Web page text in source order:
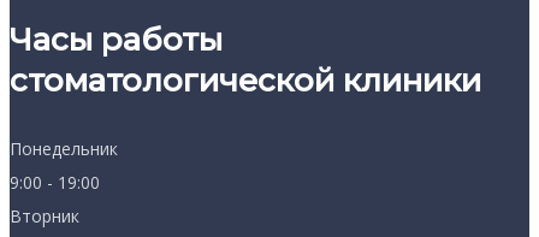
Часы работы
стоматологической клиники
Понедельник
9:00 - 19:00
Вторник